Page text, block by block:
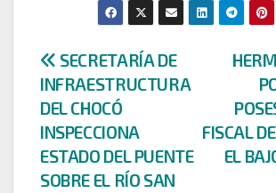
Navegación
de
entradas
FISCAL
EL
SECRETARÍA DE
INFRAESTRUCTURA
DEL CHOCÓ
INSPECCIONA
ESTADO DEL PUENTE
SOBRE EL RÍO SAN